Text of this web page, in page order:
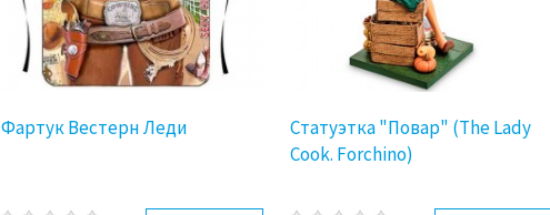
Фартук Вестерн Леди
Статуэтка "Повар" (The Lady
Cook. Forchino)